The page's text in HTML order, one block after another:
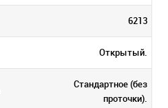
6213
Открытый.
Стандартное (без
проточки).